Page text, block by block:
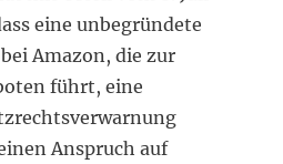
eine unbegründete
Amazon, die zur
führt, eine
Anspruch auf